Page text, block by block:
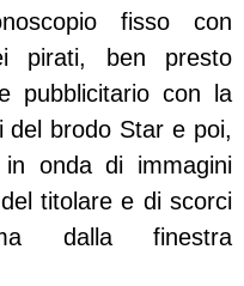
fisso con
pirati, ben presto
pubblicitario con la
del brodo Star e poi,
onda di immagini
titolare e di scorci
dalla finestra